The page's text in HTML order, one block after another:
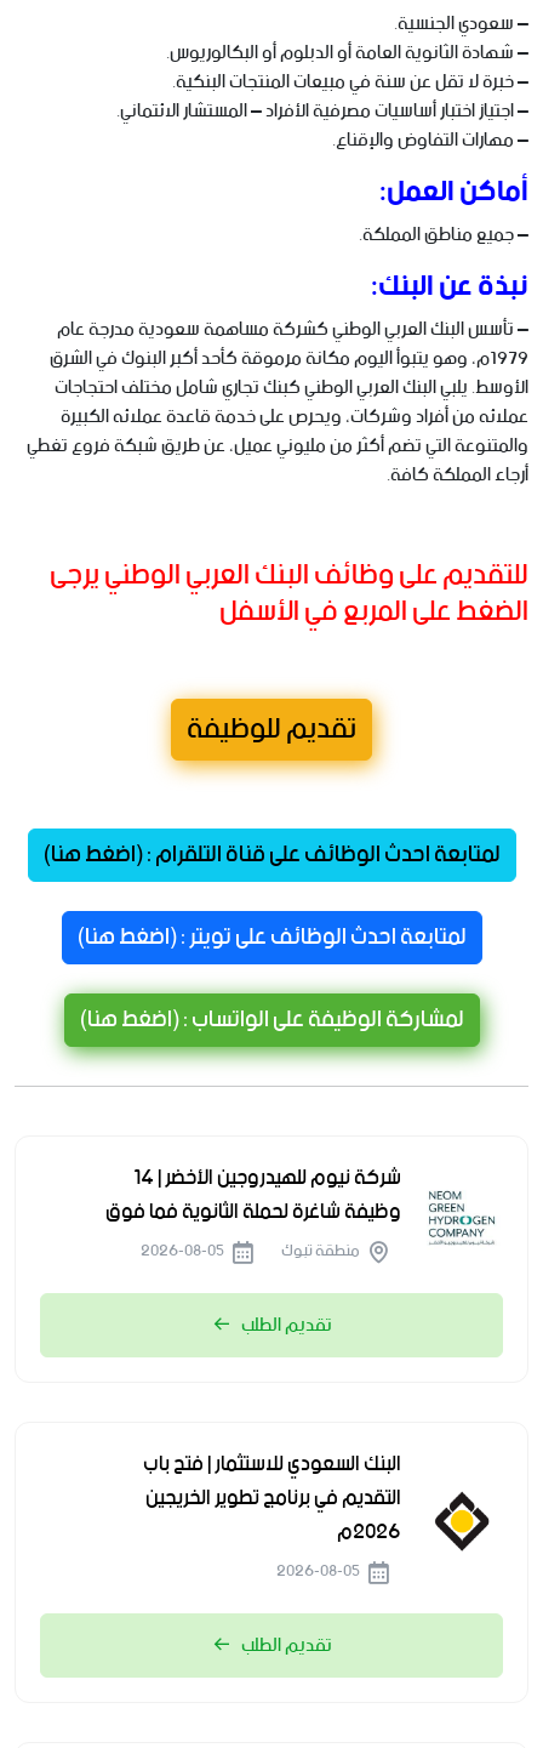
– سعودي الجنسية.
– شهادة الثانوية العامة أو الدبلوم أو البكالوريوس.
– خبرة لا تقل عن سنة في مبيعات المنتجات البنكية.
– اجتياز اختبار أساسيات مصرفية الأفراد – المستشار الائتماني.
– مهارات التفاوض والإقناع.
أماكن العمل:
– جميع مناطق المملكة.
نبذة عن البنك:
– تأسس البنك العربي الوطني كشركة مساهمة سعودية مدرجة عام
1979م، وهو يتبوأ اليوم مكانة مرموقة كأحد أكبر البنوك في الشرق
الأوسط. يلبي البنك العربي الوطني كبنك تجاري شامل مختلف احتجاجات
عملائه من أفراد وشركات، ويحرص على خدمة قاعدة عملائه الكبيرة
والمتنوعة التي تضم أكثر من مليوني عميل، عن طريق شبكة فروع تغطي
أرجاء المملكة كافة.
للتقديم على وظائف البنك العربي الوطني يرجى
الضغط على المربع في الأسفل
تقديم للوظيفة
لمتابعة احدث الوظائف على قناة التلقرام : (اضغط هنا)
لمتابعة احدث الوظائف على تويتر : (اضغط هنا)
لمشاركة الوظيفة على الواتساب : (اضغط هنا)
شركة نيوم للهيدروجين الأخضر | 14
وظيفة شاغرة لحملة الثانوية فما فوق
منطقة تبوك
تقديم الطلب
البنك السعودي للاستثمار | فتح باب
التقديم في برنامج تطوير الخريجين
2026م
تقديم الطلب